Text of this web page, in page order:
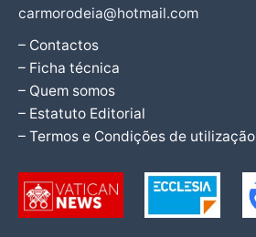
carmorodeia@hotmail.com
– Contactos
– Ficha técnica
– Quem somos
– Estatuto Editorial
– Termos e Condições de utilização